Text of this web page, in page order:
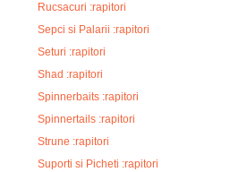
Rucsacuri :rapitori
Sepci si Palarii :rapitori
Seturi :rapitori
Shad :rapitori
Spinnerbaits :rapitori
Spinnertails :rapitori
Strune :rapitori
Suporti si Picheti :rapitori